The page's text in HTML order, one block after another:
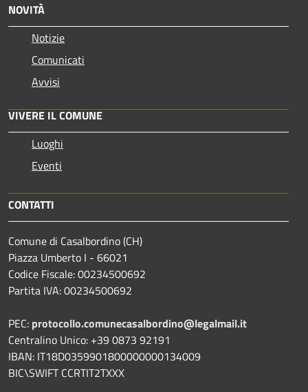
NOVITÀ
Notizie
Comunicati
Avvisi
VIVERE IL COMUNE
Luoghi
Eventi
CONTATTI
Comune di Casalbordino (CH)
Piazza Umberto I - 66021
Codice Fiscale: 00234500692
Partita IVA: 00234500692
PEC: protocollo.comunecasalbordino@legalmail.it
Centralino Unico: +39 0873 92191
IBAN: IT18D0359901800000000134009
BIC\SWIFT CCRTIT2TXXX